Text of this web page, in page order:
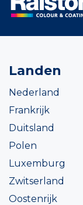
Landen
Nederland
Frankrijk
Duitsland
Polen
Luxemburg
Zwitserland
Oostenrijk